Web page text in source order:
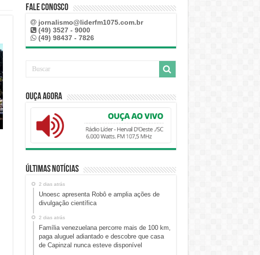
Fale Conosco
jornalismo@liderfm1075.com.br
(49) 3527 - 9000
(49) 98437 - 7826
Ouça Agora
Últimas Notícias
2 dias atrás
Unoesc apresenta Robô e amplia ações de
divulgação científica
2 dias atrás
Família venezuelana percorre mais de 100 km,
paga aluguel adiantado e descobre que casa
de Capinzal nunca esteve disponível